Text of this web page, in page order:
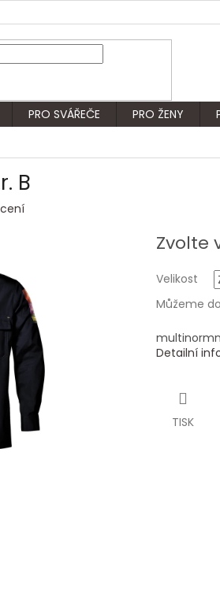
PRO SVÁŘEČE PRO ŽENY
B
Zvolte
Velikost
Můžeme
Detailní
TISK